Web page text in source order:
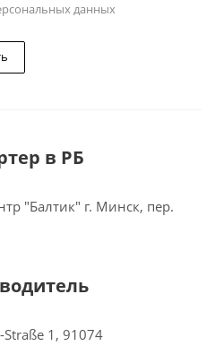
данных
в РБ
"Балтик" г. Минск, пер.
1, 91074